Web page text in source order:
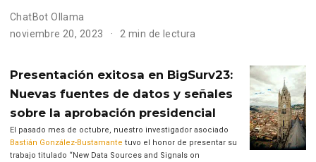
ChatBot Ollama
noviembre 20, 2023
2 min de lectura
Presentación exitosa en BigSurv23:
Nuevas fuentes de datos y señales
sobre la aprobación presidencial
El pasado mes de octubre, nuestro investigador asociado
Bastián González-Bustamante tuvo el honor de presentar su
trabajo titulado “New Data Sources and Signals on